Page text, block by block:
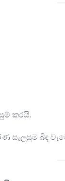
කරයි.
සැලසුම බිඳ